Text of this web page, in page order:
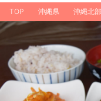
TOP 沖縄県 沖縄北部